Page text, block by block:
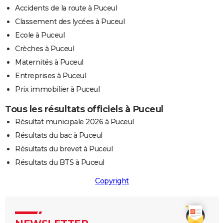
Accidents de la route à Puceul
Classement des lycées à Puceul
Ecole à Puceul
Crèches à Puceul
Maternités à Puceul
Entreprises à Puceul
Prix immobilier à Puceul
Tous les résultats officiels à Puceul
Résultat municipale 2026 à Puceul
Résultats du bac à Puceul
Résultats du brevet à Puceul
Résultats du BTS à Puceul
Copyright